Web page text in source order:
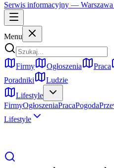
Serwis informacyjny — Warszawa
Menu
Firmy Ogłoszenia Praca
Poradniki
Ludzie
Lifestyle
FirmyOgłoszeniaPracaPogoda
Lifestyle